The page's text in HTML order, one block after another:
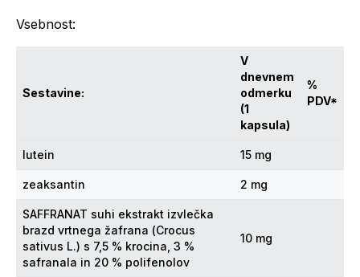
Vsebnost:
Sestavine:
V
dnevnem
odmerku
(1
kapsula)
%
PDV*
lutein 15 mg
zeaksantin 2 mg
SAFFRANAT suhi ekstrakt izvlečka
brazd vrtnega žafrana (Crocus
sativus L.) s 7,5 % krocina, 3 %
safranala in 20 % polifenolov
10 mg